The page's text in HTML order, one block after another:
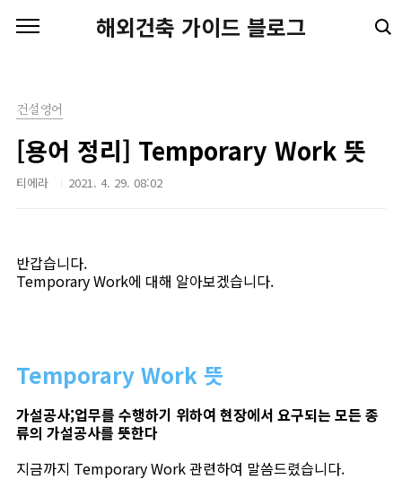
해외건축 가이드 블로그
건설영어
[용어 정리] Temporary Work 뜻
티에라 2021. 4. 29. 08:02
반갑습니다.
Temporary Work에 대해 알아보겠습니다.
Temporary Work 뜻
가설공사;업무를 수행하기 위하여 현장에서 요구되는 모든 종
류의 가설공사를 뜻한다
지금까지 Temporary Work 관련하여 말씀드렸습니다.